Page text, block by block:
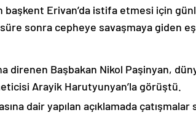
başkent Erivan’da istifa etmesi için
sonra cepheye savaşmaya giden
direnen Başbakan Nikol Paşinyan,
Arayik Harutyunyan’la görüştü.
dair yapılan açıklamada çatışmalar